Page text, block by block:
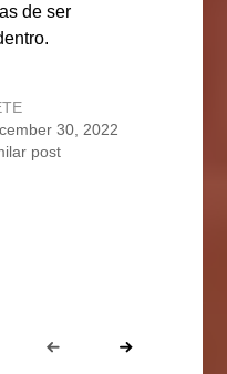
de ser
30, 2022
post